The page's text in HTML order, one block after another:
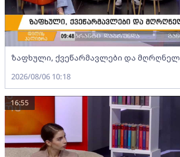
ზაფხული, ქვეწარმავლები და
2026/08/06 10:18
16:55